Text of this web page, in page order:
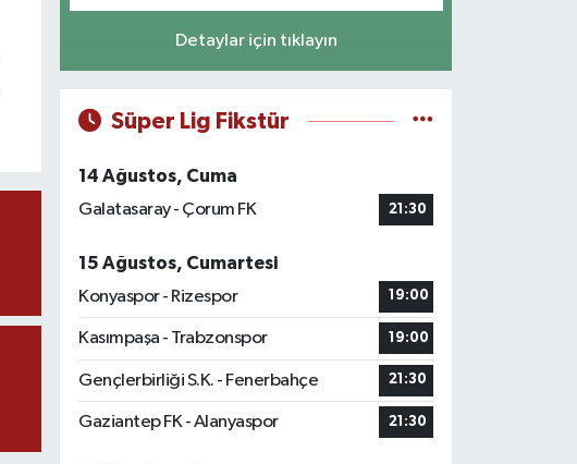
Detaylar için tıklayın
Süper Lig Fikstür
14 Ağustos, Cuma
Galatasaray - Çorum FK
21:30
15 Ağustos, Cumartesi
Konyaspor - Rizespor
19:00
Kasımpaşa - Trabzonspor 19:00
Gençlerbirliği S.K. - Fenerbahçe 21:30
Gaziantep FK - Alanyaspor 21:30